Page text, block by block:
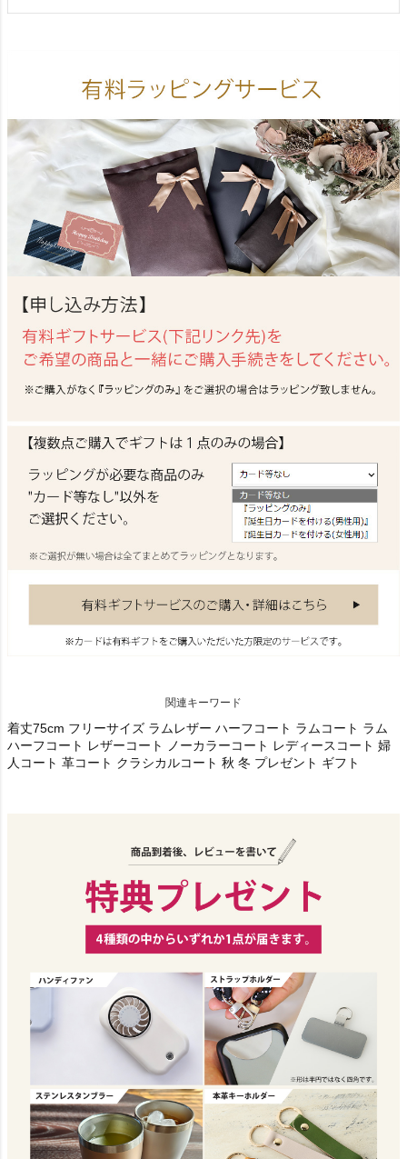
関連キーワード
着丈75cm フリーサイズ ラムレザー ハーフコート ラムコート ラム
ハーフコート レザーコート ノーカラーコート レディースコート 婦
人コート 革コート クラシカルコート 秋 冬 プレゼント ギフト